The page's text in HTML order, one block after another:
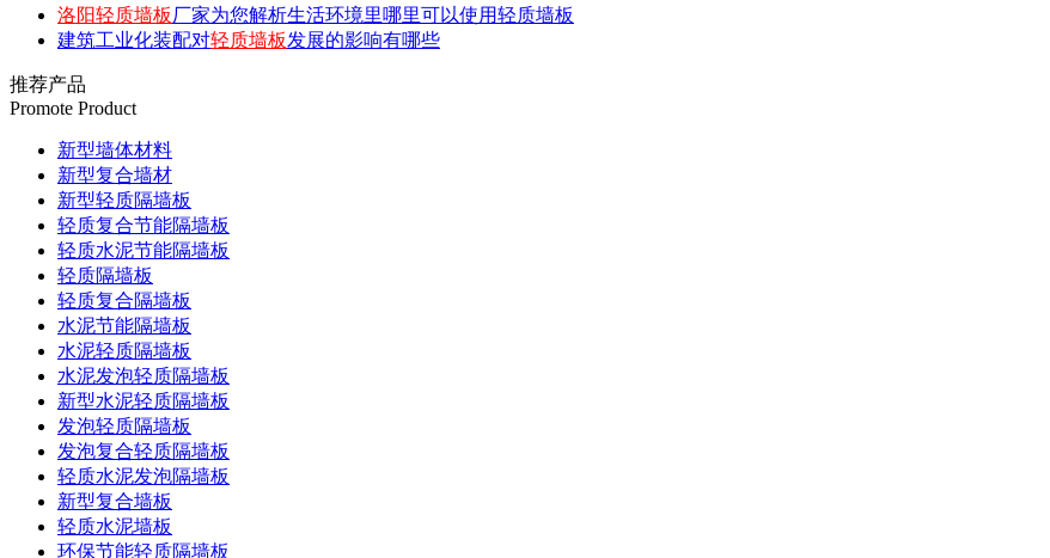
洛阳轻质墙板厂家为您解析生活环境里哪里可以使用轻质墙板
建筑工业化装配对轻质墙板发展的影响有哪些
推荐产品
Promote Product
新型墙体材料
新型复合墙材
新型轻质隔墙板
轻质复合节能隔墙板
轻质水泥节能隔墙板
轻质隔墙板
轻质复合隔墙板
水泥节能隔墙板
水泥轻质隔墙板
水泥发泡轻质隔墙板
新型水泥轻质隔墙板
发泡轻质隔墙板
发泡复合轻质隔墙板
轻质水泥发泡隔墙板
新型复合墙板
轻质水泥墙板
环保节能轻质隔墙板